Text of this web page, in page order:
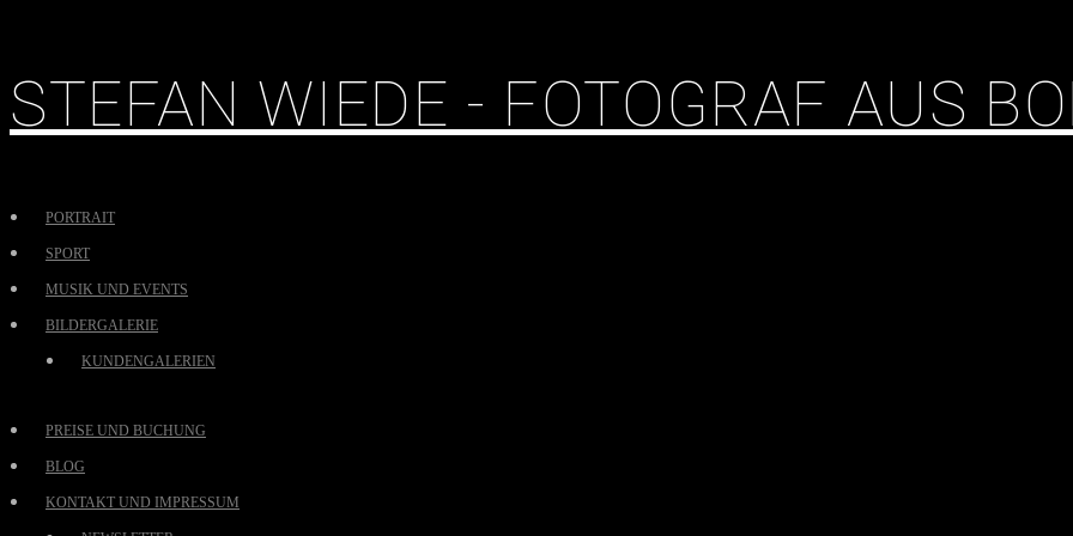
STEFAN WIEDE - FOTOGRAF AUS
PORTRAIT
SPORT
MUSIK UND EVENTS
BILDERGALERIE
KUNDENGALERIEN
PREISE UND BUCHUNG
BLOG
KONTAKT UND IMPRESSUM